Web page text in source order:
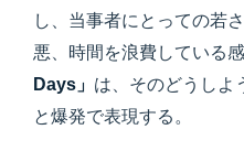
し、当事者にとっての若
悪、時間を浪費している
Days」 は、そのどうしよ
と爆発で表現する。